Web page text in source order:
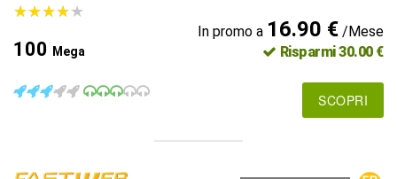
★★★★★
★★★★★
100 Mega
In promo a 16.90 €/Mese
Risparmi 30.00 €
SCOPRI